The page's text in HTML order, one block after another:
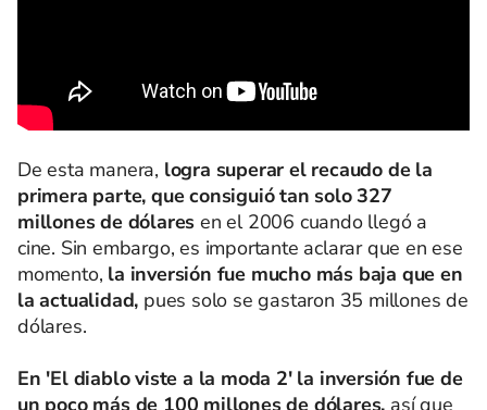
De esta manera, logra superar el recaudo de la
primera parte, que consiguió tan solo 327
millones de dólaresen el 2006 cuando llegó a
cine. Sin embargo, es importante aclarar que en ese
momento, la inversión fue mucho más baja que en
la actualidad, pues solo se gastaron 35 millones de
dólares.
En 'El diablo viste a la moda 2' la inversión fue de